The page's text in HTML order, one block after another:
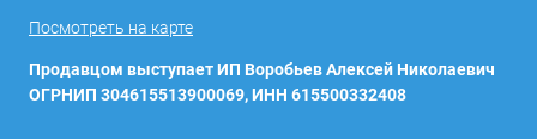
Посмотреть на карте
Продавцом выступает ИП Воробьев Алексей Николаевич
ОГРНИП 304615513900069, ИНН 615500332408